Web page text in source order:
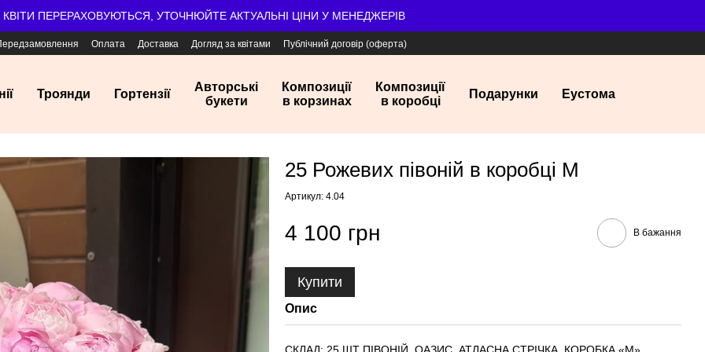
КВІТИ ПЕРЕРАХОВУЮТЬСЯ, УТОЧНЮЙТЕ АКТУАЛЬНІ ЦІНИ У МЕНЕДЖЕРІВ
Оплата Доставка Догляд за квітами Публічний договір (оферта)
Троянди Гортензії
Авторські
букети
Композиції
в корзинах
Композиції
в коробці
Подарунки Еустома
25 Рожевих півоній в коробці М
Артикул: 4.04
4 100 грн В бажання
Купити
Опис